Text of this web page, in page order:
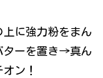
上に強力粉をまん
ターを置き→真ん
ン！